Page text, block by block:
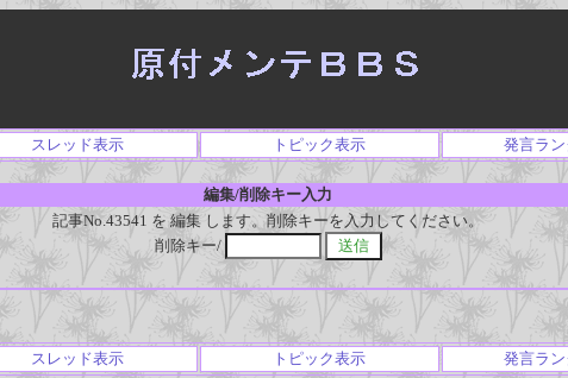
スレッド表示 トピック表示 発言ラン
編集/削除キー入力
記事No.43541 を 編集 します。削除キーを入力してください。
削除キー/
スレッド表示 トピック表示 発言ラン